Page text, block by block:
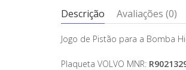
Descrição Avaliações (0)
Jogo de Pistão para a Bomba
Plaqueta VOLVO MNR: